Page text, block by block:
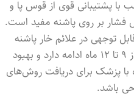
با پشتیبانی قوی از قوس پا و
فشار بر روی پاشنه مفید است.
توجهی در علائم خار پاشنه
دارند، اما در صورتی که علائم بیش از ۹ تا ۱۲ ماه ادامه دارد و بهبود
با پزشک برای دریافت روش‌های
باشد.